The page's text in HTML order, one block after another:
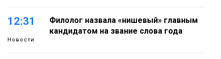
12:31
Новости
Филолог назвала «нишевый» главным
кандидатом на звание слова года